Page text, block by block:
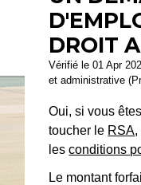
DROIT
Vérifié le 01 Apr
et administrative
Oui, si vous
toucher le RSA,
lesconditions
Le montant